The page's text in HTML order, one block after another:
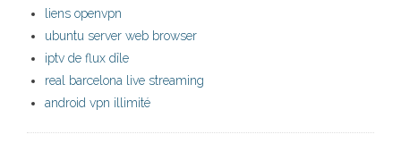
liens openvpn
ubuntu server web browser
iptv de flux dîle
real barcelona live streaming
android vpn illimité